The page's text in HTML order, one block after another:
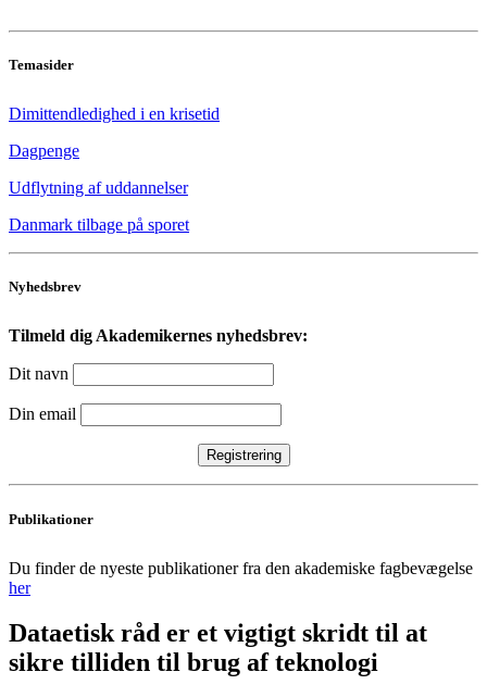
Temasider
Dimittendledighed i en krisetid
Dagpenge
Udflytning af uddannelser
Danmark tilbage på sporet
Nyhedsbrev
Tilmeld dig Akademikernes nyhedsbrev:
Dit navn
Din email
Publikationer
Du finder de nyeste publikationer fra den akademiske fagbevægelse
her
Dataetisk råd er et vigtigt skridt til at
sikre tilliden til brug af teknologi